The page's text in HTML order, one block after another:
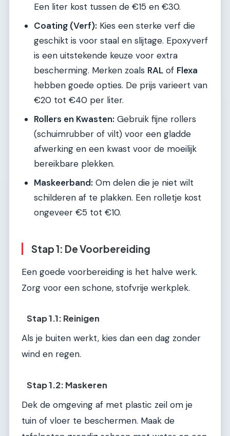
Een liter kost tussen de €15 en €30.
Coating (Verf): Kies een sterke verf die
geschikt is voor staal en slijtage. Epoxyverf
is een uitstekende keuze voor extra
bescherming. Merken zoals RAL of Flexa
hebben goede opties. De prijs varieert van
€20 tot €40 per liter.
Rollers en Kwasten: Gebruik fijne rollers
(schuimrubber of vilt) voor een gladde
afwerking en een kwast voor de moeilijk
bereikbare plekken.
Maskeerband: Om delen die je niet wilt
schilderen af te plakken. Een rolletje kost
ongeveer €5 tot €10.
Stap 1: De Voorbereiding
Een goede voorbereiding is het halve werk.
Zorg voor een schone, stofvrije werkplek.
Stap 1.1: Reinigen
Als je buiten werkt, kies dan een dag zonder
wind en regen.
Stap 1.2: Maskeren
Dek de omgeving af met plastic zeil om je
tuin of vloer te beschermen. Maak de